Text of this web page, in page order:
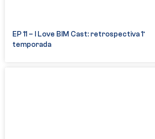
EP 11 – I Love BIM Cast: retrospectiva 1º
temporada